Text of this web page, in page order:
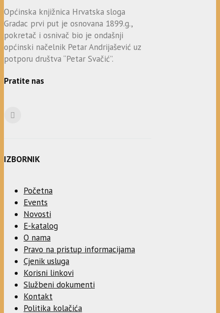
Općinska knjižnica Hrvatska sloga
Gradac prvi put je osnovana 1899.g.,
pokretač i osnivač bio je ondašnji
općinski načelnik Petar Andrijašević uz
potporu društva “Petar Svačić”.
Pratite nas
IZBORNIK
Početna
Events
Novosti
E-katalog
O nama
Pravo na pristup informacijama
Cjenik usluga
Korisni linkovi
Službeni dokumenti
Kontakt
Politika kolačića